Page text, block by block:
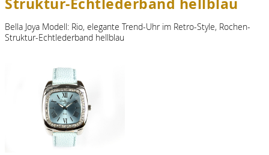
Bella Joya Modell: Rio, elegante Trend-Uhr im Retro-Style, Rochen-
Struktur-Echtlederband hellblau